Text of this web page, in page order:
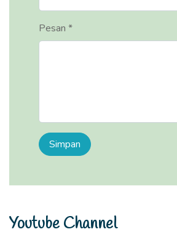
Pesan *
Youtube Channel